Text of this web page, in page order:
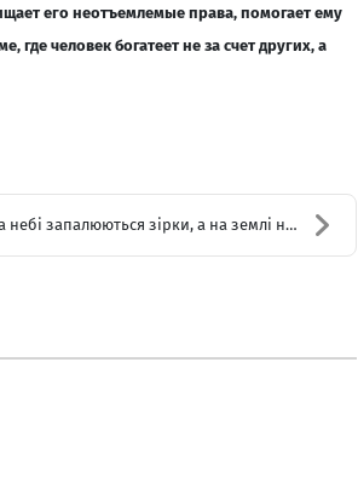
его неотъемлемые права, помогает ему
где человек богатеет не за счет других, а
запалюються зірки, а на землі народжу...